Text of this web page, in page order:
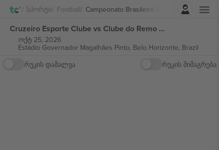
Სპორტი Football Campeonato Brasileiro Série A
შესვლა
Cruzeiro Esporte Clube vs Clube do Remo Campeonato Brasileiro Série A ბილეთი
ოქტ 25, 2026
Estádio Governador Magalhães Pinto, Belo Horizonte, Brazil
რუკის დამალვა
რუკის მიმაგრება